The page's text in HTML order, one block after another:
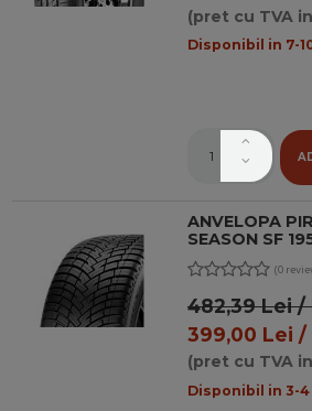
(pret cu TVA
Disponibil in 7-
ANVELOPA
SEASON SF
(0
482,39 Lei
399,00 Lei /
(pret cu TVA
Disponibil in 3-